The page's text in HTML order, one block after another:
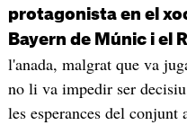
protagonista en el
Bayern de Múnic i el
l'anada, malgrat que va
no li va impedir ser
les esperances del conjunt